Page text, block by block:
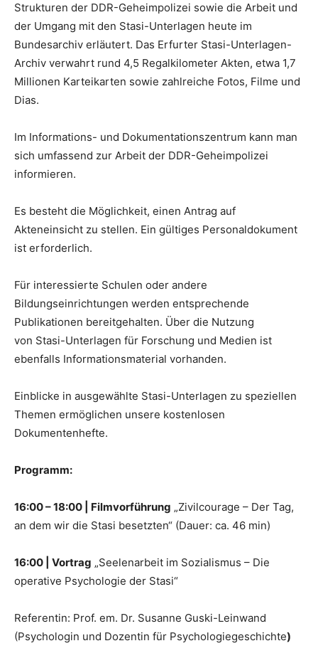
Strukturen der DDR-Geheimpolizei sowie die Arbeit und
der Umgang mit den Stasi-Unterlagen heute im
Bundesarchiv erläutert. Das Erfurter Stasi-Unterlagen-
Archiv verwahrt rund 4,5 Regalkilometer Akten, etwa 1,7
Millionen Karteikarten sowie zahlreiche Fotos, Filme und
Dias.
Im Informations- und Dokumentationszentrum kann man
sich umfassend zur Arbeit der DDR-Geheimpolizei
informieren.
Es besteht die Möglichkeit, einen Antrag auf
Akteneinsicht zu stellen. Ein gültiges Personaldokument
ist erforderlich.
Für interessierte Schulen oder andere
Bildungseinrichtungen werden entsprechende
Publikationen bereitgehalten. Über die Nutzung
von Stasi-Unterlagen für Forschung und Medien ist
ebenfalls Informationsmaterial vorhanden.
Einblicke in ausgewählte Stasi-Unterlagen zu speziellen
Themen ermöglichen unsere kostenlosen
Dokumentenhefte.
Programm:
16:00 – 18:00 | Filmvorführung „Zivilcourage – Der Tag,
an dem wir die Stasi besetzten“ (Dauer: ca. 46 min)
16:00 | Vortrag „Seelenarbeit im Sozialismus – Die
operative Psychologie der Stasi“
Referentin: Prof. em. Dr. Susanne Guski-Leinwand
(Psychologin und Dozentin für Psychologiegeschichte)